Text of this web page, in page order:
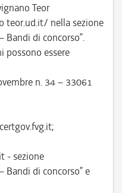
Teor
teor.ud.it/ nella sezione
Bandi di concorso”.
possono essere
n. 34 – 33061
- sezione
Bandi di concorso” e